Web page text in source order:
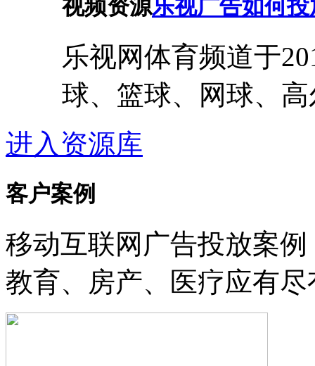
视频资源乐视广告如何
乐视网体育频道于
球、篮球、网球、
进入资源库
客户案例
移动互联网广告投放案
教育、房产、医疗应有尽